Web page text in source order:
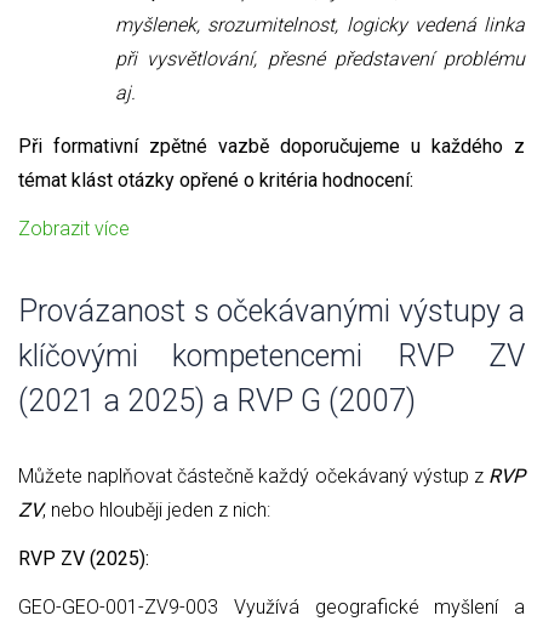
myšlenek, srozumitelnost, logicky vedená linka
při vysvětlování, přesné představení problému
aj.
Při formativní zpětné vazbě doporučujeme u každého z
témat klást otázky opřené o kritéria hodnocení:
Zobrazit více
Provázanost s očekávanými výstupy a
klíčovými kompetencemi RVP ZV
(2021 a 2025) a RVP G (2007)
Můžete naplňovat částečně každý očekávaný výstup z RVP
ZV, nebo hlouběji jeden z nich:
RVP ZV (2025):
GEO-GEO-001-ZV9-003 Využívá geografické myšlení a